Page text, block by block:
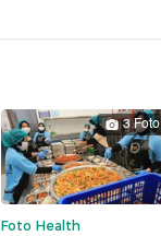
3 Foto
Foto Health